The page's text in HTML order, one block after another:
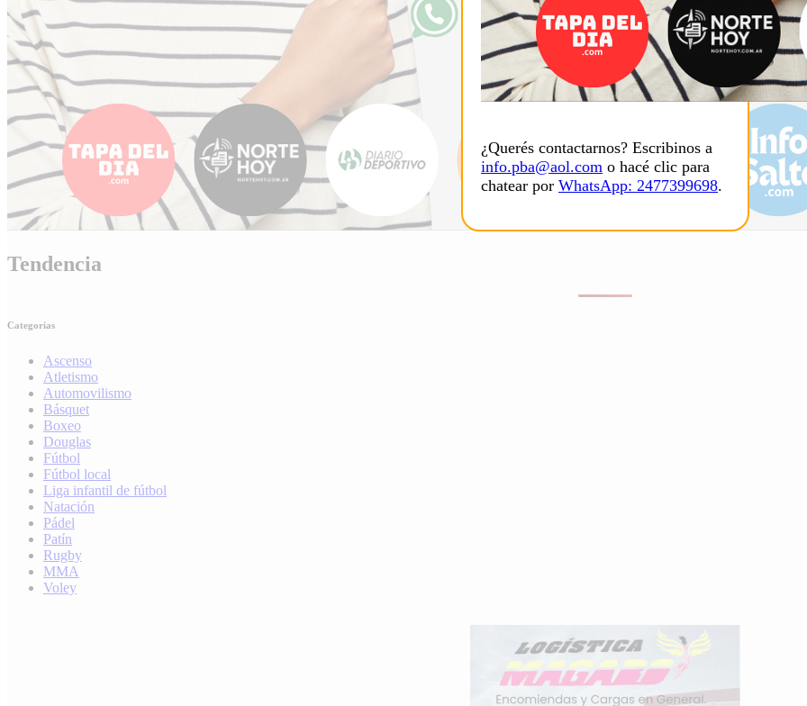
¿Querés contactarnos? Escribinos a
info.pba@aol.com o hacé clic para
chatear por WhatsApp: 2477399698.
Tendencia
Categorias
Ascenso
Atletismo
Automovilismo
Básquet
Boxeo
Douglas
Fútbol
Fútbol local
Liga infantil de fútbol
Natación
Pádel
Patín
Rugby
MMA
Voley